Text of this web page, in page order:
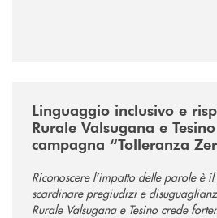
Linguaggio inclusivo e
Rurale Valsugana e
campagna “Tolleranza
Riconoscere l’impatto delle parole è
scardinare pregiudizi e
Rurale Valsugana e Tesino crede